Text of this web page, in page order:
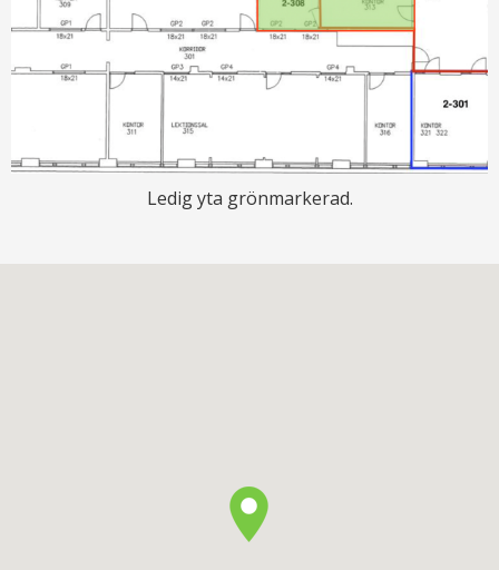
Ledig yta grönmarkerad.